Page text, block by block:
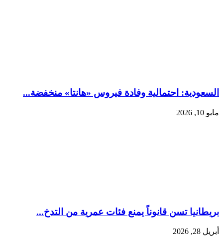
السعودية: احتمالية وفادة فيروس «هانتا» منخفضة...
مايو 10, 2026
بريطانيا تسن قانوناً يمنع فئات عمرية من التدخ...
أبريل 28, 2026